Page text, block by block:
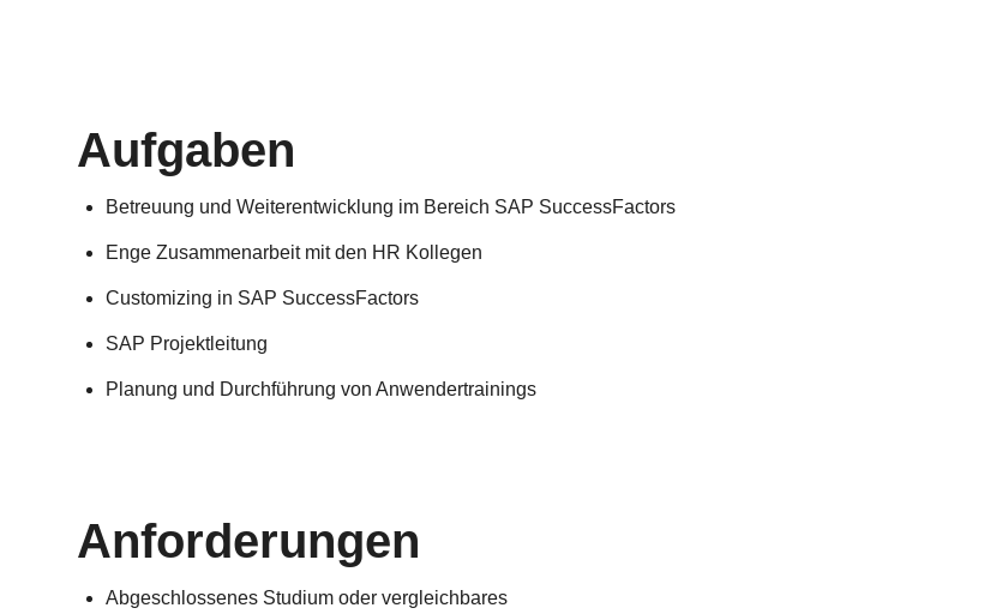
Aufgaben
Betreuung und Weiterentwicklung im Bereich SAP SuccessFactors
Enge Zusammenarbeit mit den HR Kollegen
Customizing in SAP SuccessFactors
SAP Projektleitung
Planung und Durchführung von Anwendertrainings
Anforderungen
Abgeschlossenes Studium oder vergleichbares